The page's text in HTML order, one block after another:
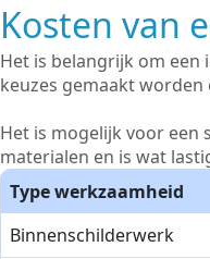
Kosten van
Het is belangrijk om een
keuzes gemaakt
Het is mogelijk voor een
materialen en is wat
Type werkzaamheid
Binnenschilderwerk